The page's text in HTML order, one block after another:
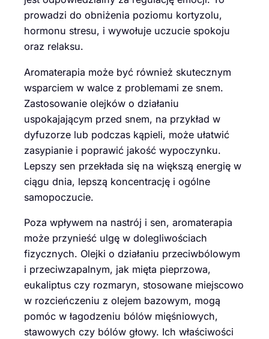
prowadzi do obniżenia poziomu kortyzolu,
hormonu stresu, i wywołuje uczucie spokoju
oraz relaksu.
Aromaterapia może być również skutecznym
wsparciem w walce z problemami ze snem.
Zastosowanie olejków o działaniu
uspokajającym przed snem, na przykład w
dyfuzorze lub podczas kąpieli, może ułatwić
zasypianie i poprawić jakość wypoczynku.
Lepszy sen przekłada się na większą energię w
ciągu dnia, lepszą koncentrację i ogólne
samopoczucie.
Poza wpływem na nastrój i sen, aromaterapia
może przynieść ulgę w dolegliwościach
fizycznych. Olejki o działaniu przeciwbólowym
i przeciwzapalnym, jak mięta pieprzowa,
eukaliptus czy rozmaryn, stosowane miejscowo
w rozcieńczeniu z olejem bazowym, mogą
pomóc w łagodzeniu bólów mięśniowych,
stawowych czy bólów głowy. Ich właściwości